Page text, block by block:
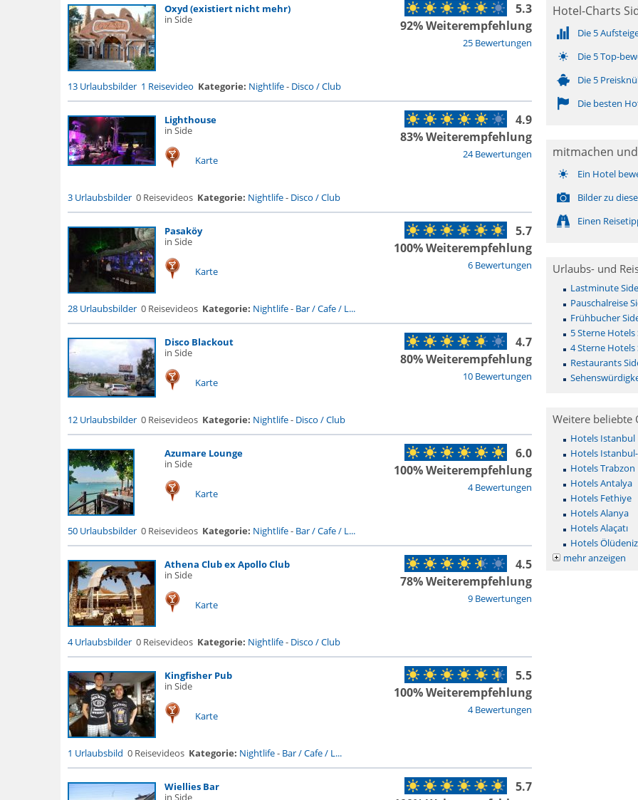
Oxyd (existiert nicht mehr)
in Side
25 Bewertungen
5.3
92% Weiterempfehlung
13 Urlaubsbilder 1 Reisevideo Kategorie: Nightlife- Disco / Club
Lighthouse
in Side
Karte 24 Bewertungen
4.9
83% Weiterempfehlung
3 Urlaubsbilder 0 Reisevideos Kategorie: Nightlife- Disco / Club
Pasaköy
in Side
Karte 6 Bewertungen
5.7
100% Weiterempfehlung
28 Urlaubsbilder 0 Reisevideos Kategorie: Nightlife- Bar / Cafe / L...
Disco Blackout
in Side
Karte 10 Bewertungen
4.7
80% Weiterempfehlung
12 Urlaubsbilder 0 Reisevideos Kategorie: Nightlife- Disco / Club
Azumare Lounge
in Side
Karte 4 Bewertungen
6.0
100% Weiterempfehlung
50 Urlaubsbilder 0 Reisevideos Kategorie: Nightlife- Bar / Cafe / L...
Athena Club ex Apollo Club
in Side
Karte 9 Bewertungen
4.5
78% Weiterempfehlung
4 Urlaubsbilder 0 Reisevideos Kategorie: Nightlife- Disco / Club
Kingfisher Pub
in Side
Karte 4 Bewertungen
5.5
100% Weiterempfehlung
1 Urlaubsbild 0 Reisevideos Kategorie: Nightlife- Bar / Cafe / L...
Wiellies Bar
in Side
5.7
Hotel-Charts
Die 5
Die 5 Top-
Die 5
Die besten
mitmachen
Ein Hotel
Bilder zu
Einen
Urlaubs- und
Lastminute Side
Pauschalreise
Frühbucher
5 Sterne Hotels
4 Sterne Hotels
Restaurants
Weitere beliebte
Hotels Istanbul
Hotels
Hotels Trabzon
Hotels Antalya
Hotels Fethiye
Hotels Alanya
Hotels Alaçatı
Hotels Ölüdeniz
mehr anzeigen